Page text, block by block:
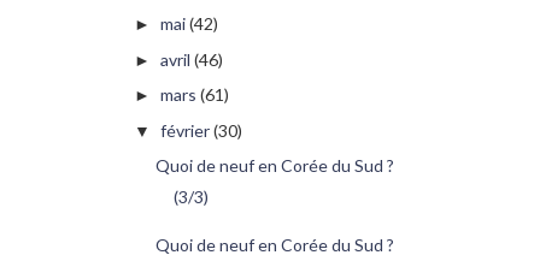
► mai(42)
► avril (46)
► mars (61)
▼ février(30)
Quoi de neuf en Corée du Sud ?
(3/3)
Quoi de neuf en Corée du Sud ?